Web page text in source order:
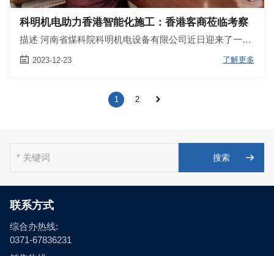
科明机电助力香港智能化施工：香港客商莅临考察
描述 河南省煤科院科明机电设备有限公司近日迎来了一…
 2023-12-23 了解更多
1 2 

联系方式
综合办热线:
0371-67836231